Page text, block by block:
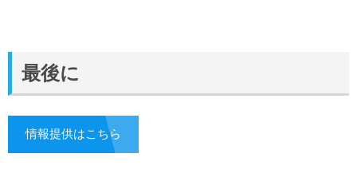
最後に
情報提供はこちら